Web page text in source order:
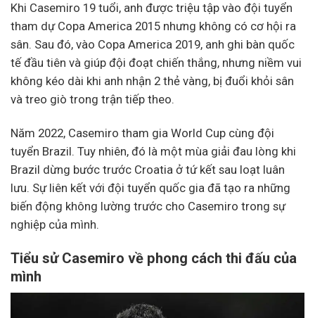
Khi Casemiro 19 tuổi, anh được triệu tập vào đội tuyển
tham dự Copa America 2015 nhưng không có cơ hội ra
sân. Sau đó, vào Copa America 2019, anh ghi bàn quốc
tế đầu tiên và giúp đội đoạt chiến thắng, nhưng niềm vui
không kéo dài khi anh nhận 2 thẻ vàng, bị đuổi khỏi sân
và treo giò trong trận tiếp theo.
Năm 2022, Casemiro tham gia World Cup cùng đội
tuyển Brazil. Tuy nhiên, đó là một mùa giải đau lòng khi
Brazil dừng bước trước Croatia ở tứ kết sau loạt luân
lưu. Sự liên kết với đội tuyển quốc gia đã tạo ra những
biến động không lường trước cho Casemiro trong sự
nghiệp của mình.
Tiểu sử Casemiro về phong cách thi đấu của
mình